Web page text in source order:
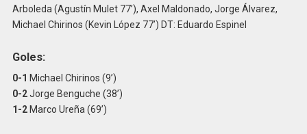
Arboleda (Agustín Mulet 77’), Axel Maldonado, Jorge Álvarez,
Michael Chirinos (Kevin López 77’) DT: Eduardo Espinel
Goles:
0-1 Michael Chirinos (9’)
0-2Jorge Benguche (38’)
1-2Marco Ureña (69’)